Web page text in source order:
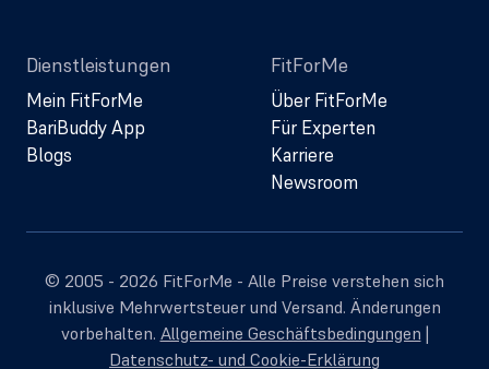
Dienstleistungen
Mein FitForMe
BariBuddy App
Blogs
FitForMe
Über FitForMe
Für Experten
Karriere
Newsroom
© 2005 - 2026 FitForMe - Alle Preise verstehen sich
inklusive Mehrwertsteuer und Versand. Änderungen
vorbehalten. Allgemeine Geschäftsbedingungen |
Datenschutz- und Cookie-Erklärung